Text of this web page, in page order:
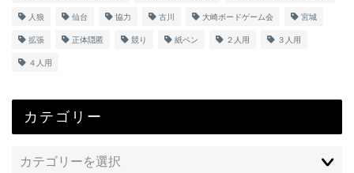
人狼 仙台 協力 古川 大崎ボードゲーム会 宮城
拡張 正体隠匿 競り 紙ペン ２人用 ３人用
４人用
カテゴリー